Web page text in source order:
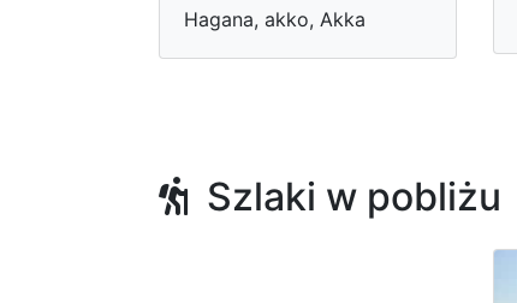
Hagana, akko, Akka
Szlaki w pobliżu